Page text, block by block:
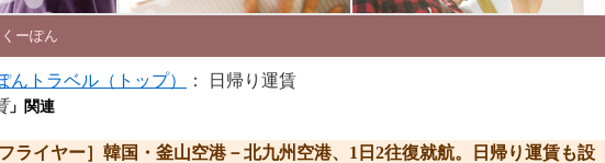
ーぽん
んトラベル（トップ） ： 日帰り運賃
」関連
フライヤー］韓国・釜山空港－北九州空港、1日2往復就航。日帰り運賃も設